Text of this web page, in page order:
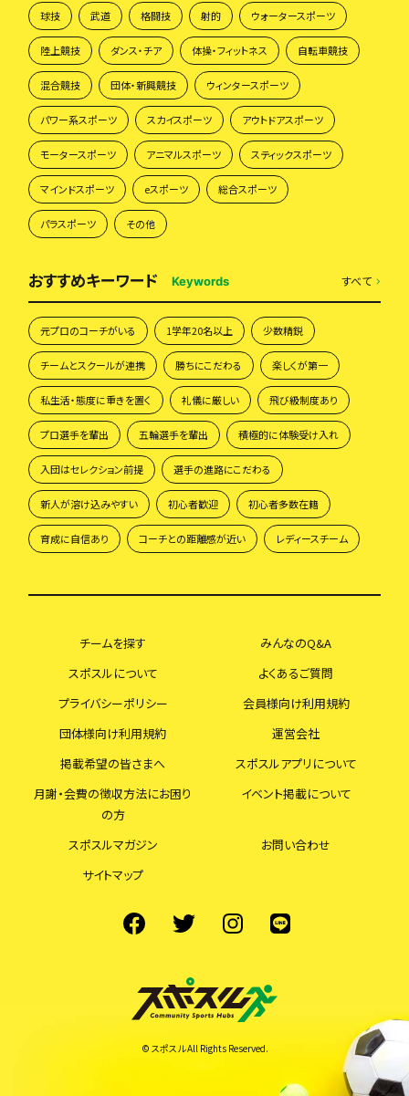
球技 武道 格闘技 射的 ウォータースポーツ
陸上競技 ダンス・チア 体操・フィットネス 自転車競技
混合競技 団体・新興競技 ウィンタースポーツ
パワー系スポーツ スカイスポーツ アウトドアスポーツ
モータースポーツ アニマルスポーツ スティックスポーツ
マインドスポーツ eスポーツ 総合スポーツ
パラスポーツ その他
おすすめキーワード Keywords すべて
元プロのコーチがいる 1学年20名以上 少数精鋭
チームとスクールが連携 勝ちにこだわる 楽しくが第一
私生活・態度に重きを置く 礼儀に厳しい 飛び級制度あり
プロ選手を輩出 五輪選手を輩出 積極的に体験受け入れ
入団はセレクション前提 選手の進路にこだわる
新人が溶け込みやすい 初心者歓迎 初心者多数在籍
育成に自信あり コーチとの距離感が近い レディースチーム
© スポスル All Rights Reserved.
チームを探す
みんなのQ&A
スポスルについて
よくあるご質問
プライバシーポリシー
会員様向け利用規約
団体様向け利用規約
運営会社
掲載希望の皆さまへ
スポスルアプリについて
月謝・会費の徴収方法にお困り
の方
イベント掲載について
スポスルマガジン
お問い合わせ
サイトマップ